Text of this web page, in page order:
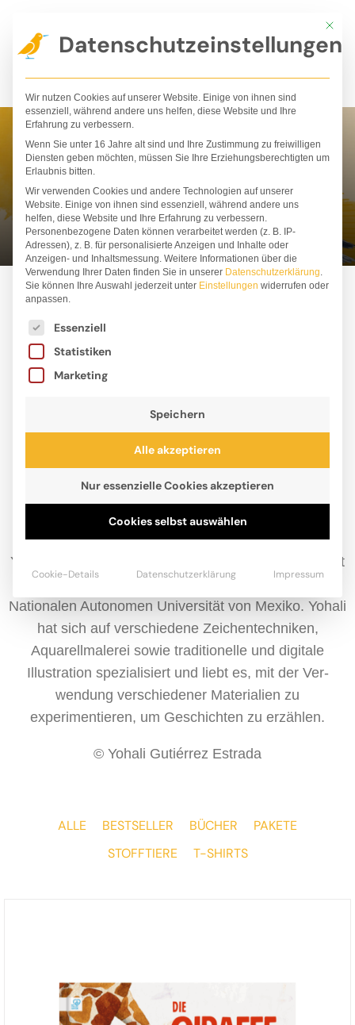
Inhalt
springen
Yohali Gutiérrez
Estrada
Yohali Gutiérrez Estrada wurde 1989 in Mexiko-Stadt
geboren. Sie studierte Bildende Kunst an der
Nationalen Autonomen Universität von Mexiko. Yohali
hat sich auf verschiedene Zeichentechniken,
Aquarellmalerei sowie traditionelle und digitale
Illustration spezialisiert und liebt es, mit der Ver-
wendung verschiedener Materialien zu
experimentieren, um Geschichten zu erzählen.
© Yohali Gutiérrez Estrada
ALLE BESTSELLER BÜCHER
PAKETE
STOFFTIERE
T-SHIRTS
Mit
Datenschutzeinstellungen
Wir nutzen Cookies auf unserer Website. Einige von ihnen sind
essenziell, während andere uns helfen, diese Website und Ihre
Erfahrung zu verbessern.
Wenn Sie unter 16 Jahre alt sind und Ihre Zustimmung zu freiwilligen
Diensten geben möchten, müssen Sie Ihre Erziehungsberechtigten um
Erlaubnis bitten.
Wir verwenden Cookies und andere Technologien auf unserer
Website. Einige von ihnen sind essenziell, während andere uns
helfen, diese Website und Ihre Erfahrung zu verbessern.
Personenbezogene Daten können verarbeitet werden (z. B. IP-
Adressen), z. B. für personalisierte Anzeigen und Inhalte oder
Anzeigen- und Inhaltsmessung. Weitere Informationen über die
Verwendung Ihrer Daten finden Sie in unserer Datenschutzerklärung.
Sie können Ihre Auswahl jederzeit unter Einstellungen widerrufen oder
anpassen.
Es folgt eine Liste der Service-Gruppen, für die
Essenziell
Statistiken
Marketing
Speichern
Alle akzeptieren
Nur essenzielle Cookies akzeptieren
Cookies selbst auswählen
Cookie-Details Datenschutzerklärung Impressum